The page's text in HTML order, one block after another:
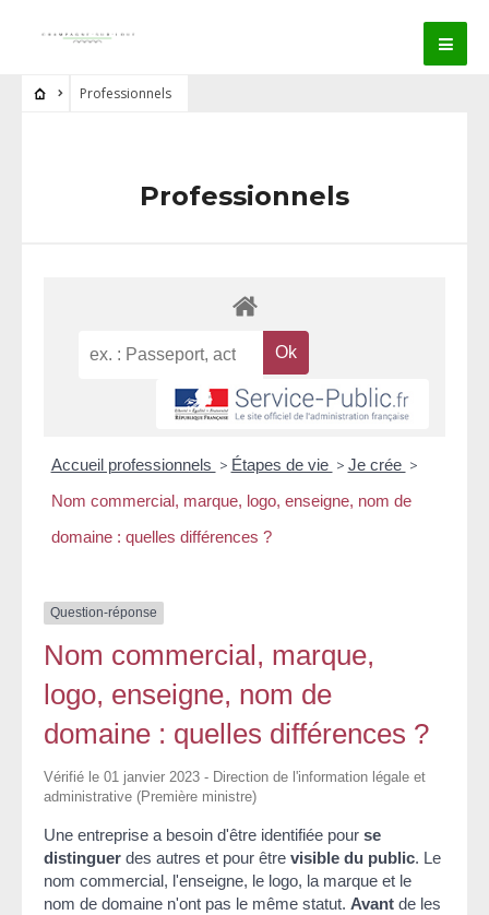
Professionnels
Professionnels
Accueil professionnels > Étapes de vie > Je crée >
Nom commercial, marque, logo, enseigne, nom de
domaine : quelles différences ?
Question-réponse
Nom commercial, marque,
logo, enseigne, nom de
domaine : quelles différences ?
Vérifié le 01 janvier 2023 - Direction de l'information légale et
administrative (Première ministre)
Une entreprise a besoin d'être identifiée pour se
distinguer des autres et pour être visible du public. Le
nom commercial, l'enseigne, le logo, la marque et le
nom de domaine n'ont pas le même statut. Avant de les